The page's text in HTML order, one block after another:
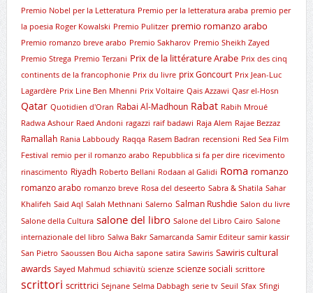
Premio Nobel per la Letteratura Premio per la letteratura araba premio per
la poesia Roger Kowalski Premio Pulitzer premio romanzo arabo
Premio romanzo breve arabo Premio Sakharov Premio Sheikh Zayed
Premio Strega Premio Terzani Prix de la littérature Arabe Prix des cinq
continents de la francophonie Prix du livre prix Goncourt Prix Jean-Luc
Lagardère Prix Line Ben Mhenni Prix Voltaire Qais Azzawi Qasr el-Hosn
Qatar Quotidien d'Oran Rabai Al-Madhoun Rabat Rabih Mroué
Radwa Ashour Raed Andoni ragazzi raif badawi Raja Alem Rajae Bezzaz
Ramallah Rania Labboudy Raqqa Rasem Badran recensioni Red Sea Film
Festival remio per il romanzo arabo Repubblica si fa per dire ricevimento
rinascimento Riyadh Roberto Bellani Rodaan al Galidi Roma romanzo
romanzo arabo romanzo breve Rosa del deseerto Sabra & Shatila Sahar
Khalifeh Said Aql Salah Methnani Salerno Salman Rushdie Salon du livre
Salone della Cultura salone del libro Salone del Libro Cairo Salone
internazionale del libro Salwa Bakr Samarcanda Samir Editeur samir kassir
San Pietro Saoussen Bou Aicha sapone satira Sawiris Sawiris cultural
awards Sayed Mahmud schiavitù scienze scienze sociali scrittore
scrittori scrittrici Sejnane Selma Dabbagh serie tv Seuil Sfax Sfingi